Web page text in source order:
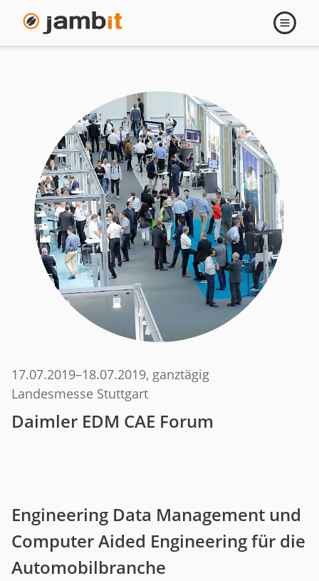
öffnen
17.07.2019–18.07.2019, ganztägig
Landesmesse Stuttgart
Daimler EDM CAE Forum
Engineering Data Management und
Computer Aided Engineering für die
Automobilbranche